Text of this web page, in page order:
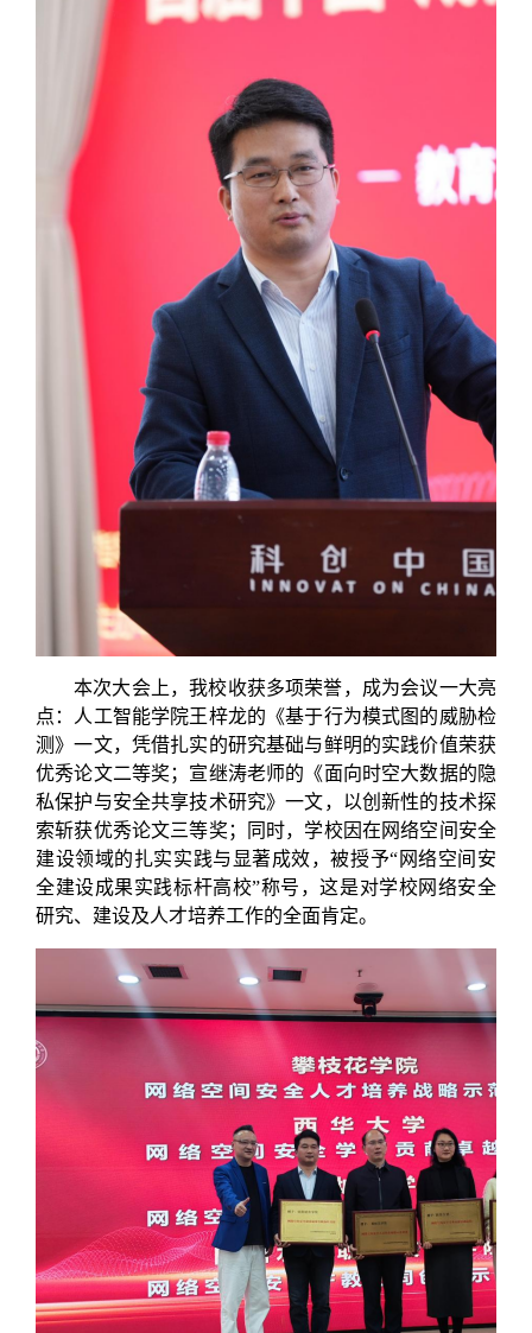
本次大会上，我校收获多项荣誉，成为会议一大亮
点：人工智能学院王梓龙的《基于行为模式图的威胁检
测》一文，凭借扎实的研究基础与鲜明的实践价值荣获
优秀论文二等奖；宣继涛老师的《面向时空大数据的隐
私保护与安全共享技术研究》一文，以创新性的技术探
索斩获优秀论文三等奖；同时，学校因在网络空间安全
建设领域的扎实实践与显著成效，被授予“网络空间安
全建设成果实践标杆高校”称号，这是对学校网络安全
研究、建设及人才培养工作的全面肯定。